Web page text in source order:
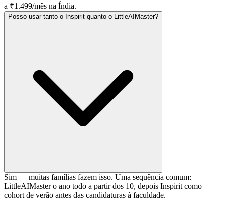
a ₹1.499/mês na Índia.
Posso usar tanto o Inspirit quanto o LittleAIMaster?
Sim — muitas famílias fazem isso. Uma sequência comum:
LittleAIMaster o ano todo a partir dos 10, depois Inspirit como
cohort de verão antes das candidaturas à faculdade.